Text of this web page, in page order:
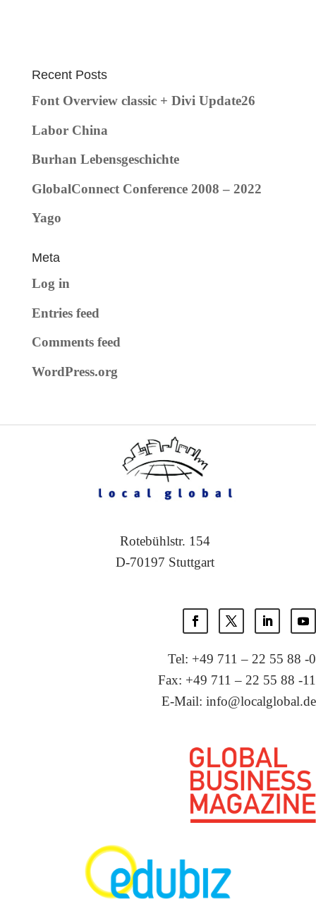
Recent Posts
Font Overview classic + Divi Update26
Labor China
Burhan Lebensgeschichte
GlobalConnect Conference 2008 – 2022
Yago
Meta
Log in
Entries feed
Comments feed
WordPress.org
Rotebühlstr. 154
D-70197 Stuttgart
Tel: +49 711 – 22 55 88 -0
Fax: +49 711 – 22 55 88 -11
E-Mail: info@localglobal.de